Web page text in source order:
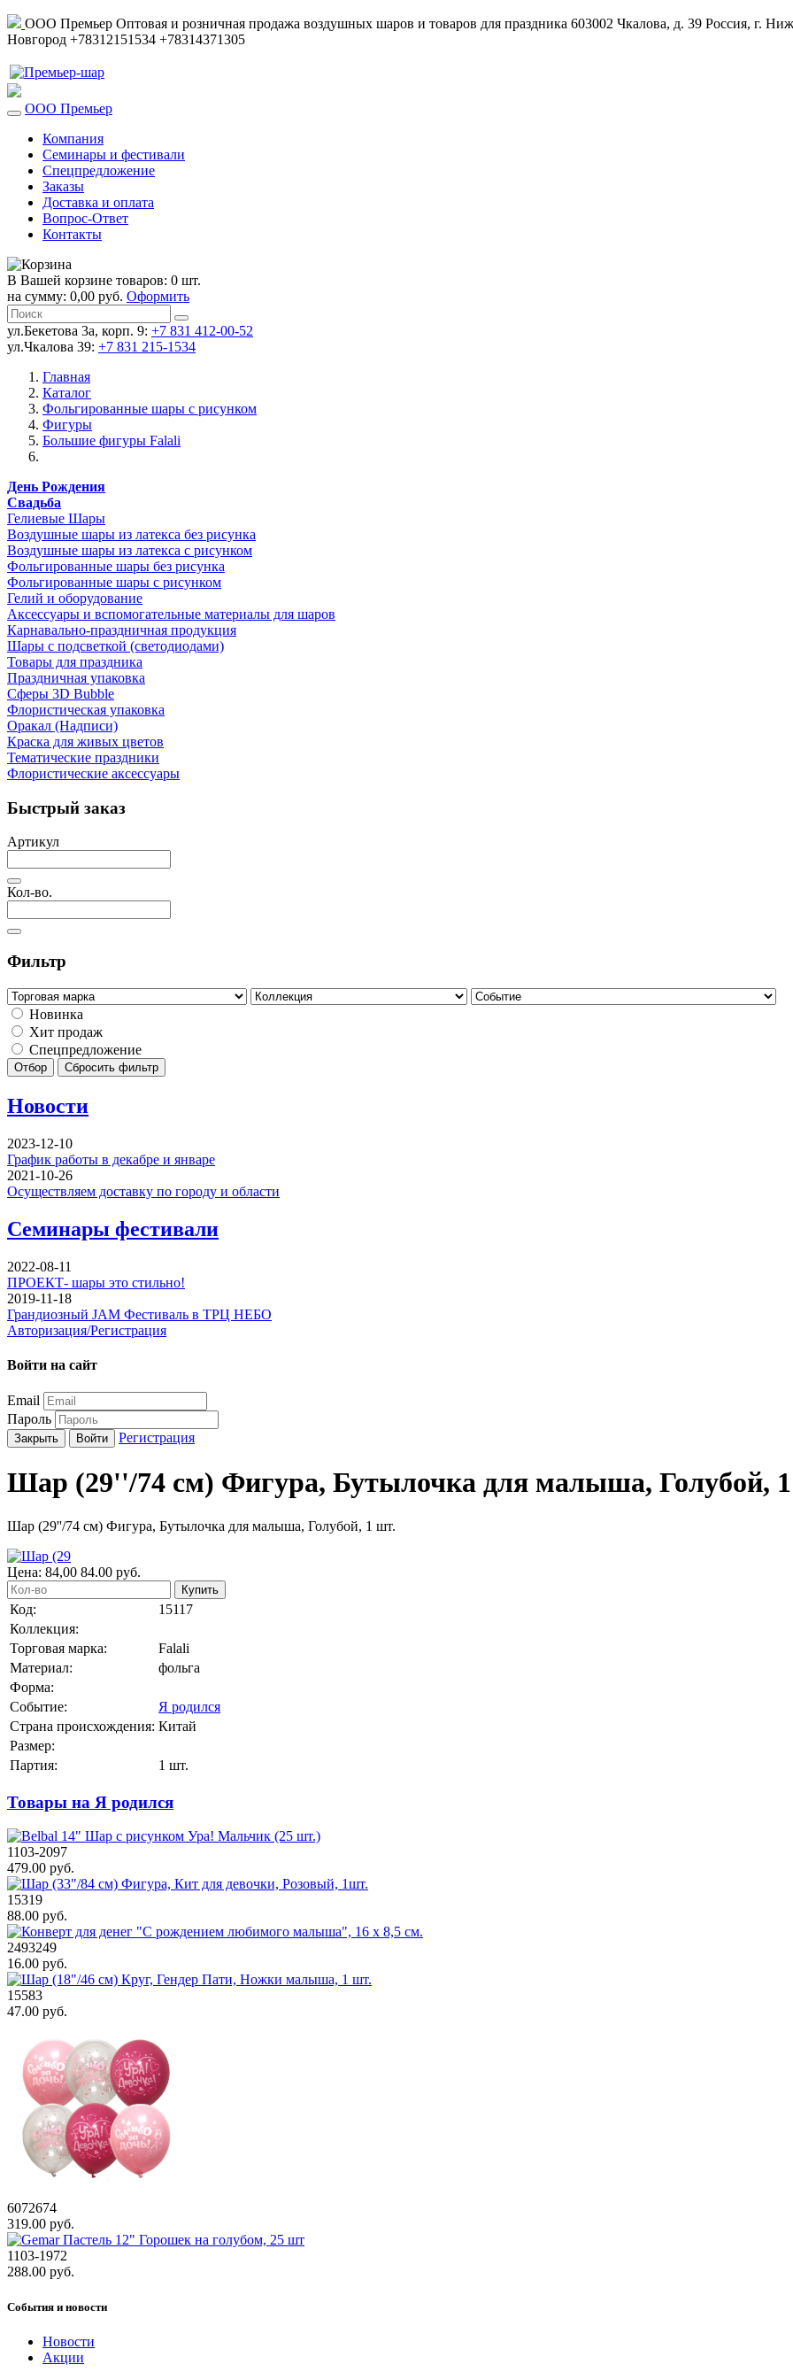
ООО Премьер Оптовая и розничная продажа воздушных шаров и товаров для праздника 603002 Чкалова, д. 39 Россия, г.
Новгород +78312151534 +78314371305
ООО Премьер
Компания
Семинары и фестивали
Спецпредложение
Заказы
Доставка и оплата
Вопрос-Ответ
Контакты
В Вашей корзине товаров: 0 шт.
на сумму: 0,00 руб. Оформить
ул.Бекетова 3а, корп. 9: +7 831 412-00-52
ул.Чкалова 39: +7 831 215-1534
Главная
Каталог
Фольгированные шары с рисунком
Фигуры
Большие фигуры Falali
День Рождения
Свадьба
Гелиевые Шары
Воздушные шары из латекса без рисунка
Воздушные шары из латекса с рисунком
Фольгированные шары без рисунка
Фольгированные шары с рисунком
Гелий и оборудование
Аксессуары и вспомогательные материалы для шаров
Карнавально-праздничная продукция
Шары с подсветкой (светодиодами)
Товары для праздника
Праздничная упаковка
Сферы 3D Bubble
Флористическая упаковка
Оракал (Надписи)
Краска для живых цветов
Тематические праздники
Флористические аксессуары
Быстрый заказ
Артикул
Кол-во.
Фильтр
Новинка
Хит продаж
Спецпредложение
Отбор Сбросить фильтр
Новости
2023-12-10
График работы в декабре и январе
2021-10-26
Осуществляем доставку по городу и области
Семинары фестивали
2022-08-11
ПРОЕКТ- шары это стильно!
2019-11-18
Грандиозный JAM Фестиваль в ТРЦ НЕБО
Авторизация/Регистрация
Войти на сайт
Email
Пароль
Закрыть Войти Регистрация
Шар (29''/74 см) Фигура, Бутылочка для малыша, Голубой,
Шар (29''/74 см) Фигура, Бутылочка для малыша, Голубой, 1 шт.
Цена: 84,00 84.00 руб.
Купить
Код:
15117
Коллекция:
Торговая марка:
Falali
Материал:
фольга
Форма:
Событие:
Я родился
Страна происхождения: Китай
Размер:
Партия:
1 шт.
Товары на Я родился
1103-2097
479.00 руб.
15319
88.00 руб.
2493249
16.00 руб.
15583
47.00 руб.
6072674
319.00 руб.
1103-1972
288.00 руб.
События и новости
Новости
Акции